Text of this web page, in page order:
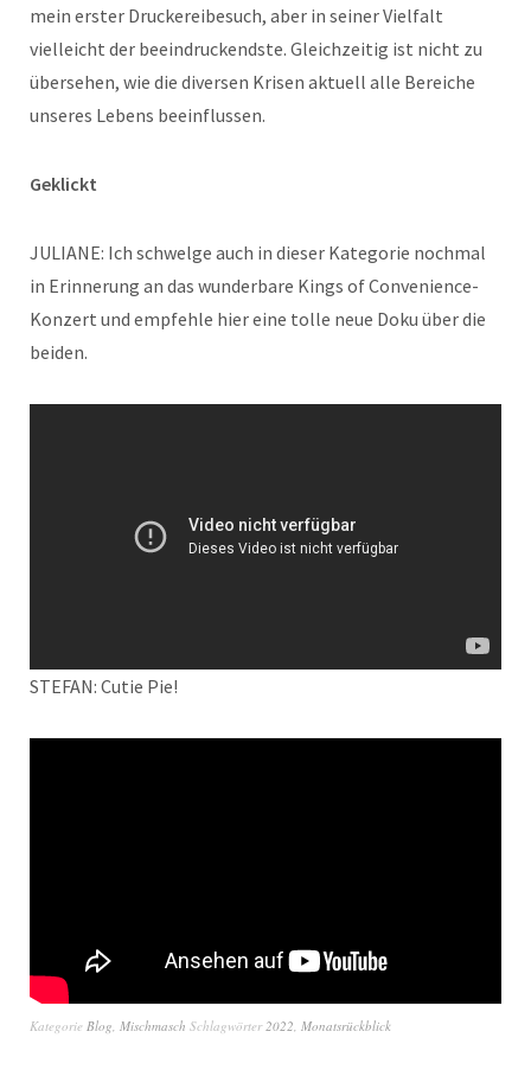
mein erster Druckereibesuch, aber in seiner Vielfalt
vielleicht der beeindruckendste. Gleichzeitig ist nicht zu
übersehen, wie die diversen Krisen aktuell alle Bereiche
unseres Lebens beeinflussen.
Geklickt
JULIANE: Ich schwelge auch in dieser Kategorie nochmal
in Erinnerung an das wunderbare Kings of Convenience-
Konzert und empfehle hier eine tolle neue Doku über die
beiden.
STEFAN: Cutie Pie!
Kategorie Blog, Mischmasch Schlagwörter2022, Monatsrückblick